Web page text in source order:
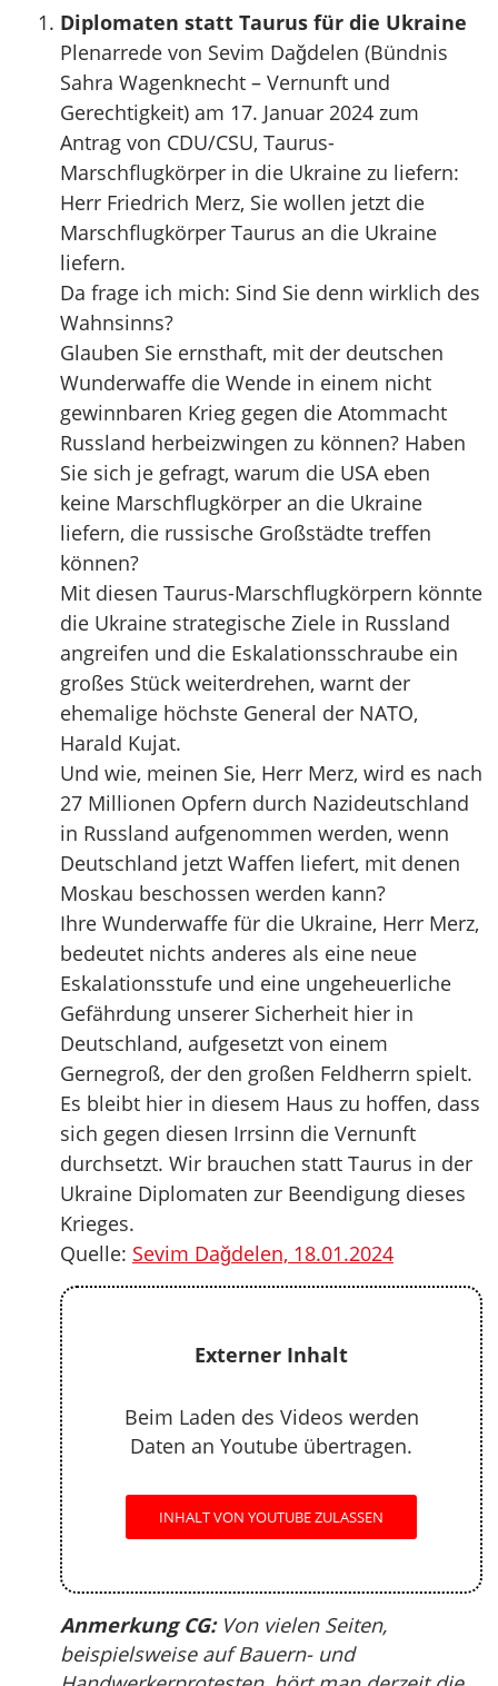
Diplomaten statt Taurus für die Ukraine
Plenarrede von Sevim Dağdelen (Bündnis
Sahra Wagenknecht – Vernunft und
Gerechtigkeit) am 17. Januar 2024 zum
Antrag von CDU/CSU, Taurus-
Marschflugkörper in die Ukraine zu liefern:
Herr Friedrich Merz, Sie wollen jetzt die
Marschflugkörper Taurus an die Ukraine
liefern.
Da frage ich mich: Sind Sie denn wirklich des
Wahnsinns?
Glauben Sie ernsthaft, mit der deutschen
Wunderwaffe die Wende in einem nicht
gewinnbaren Krieg gegen die Atommacht
Russland herbeizwingen zu können? Haben
Sie sich je gefragt, warum die USA eben
keine Marschflugkörper an die Ukraine
liefern, die russische Großstädte treffen
können?
Mit diesen Taurus-Marschflugkörpern könnte
die Ukraine strategische Ziele in Russland
angreifen und die Eskalationsschraube ein
großes Stück weiterdrehen, warnt der
ehemalige höchste General der NATO,
Harald Kujat.
Und wie, meinen Sie, Herr Merz, wird es nach
27 Millionen Opfern durch Nazideutschland
in Russland aufgenommen werden, wenn
Deutschland jetzt Waffen liefert, mit denen
Moskau beschossen werden kann?
Ihre Wunderwaffe für die Ukraine, Herr Merz,
bedeutet nichts anderes als eine neue
Eskalationsstufe und eine ungeheuerliche
Gefährdung unserer Sicherheit hier in
Deutschland, aufgesetzt von einem
Gernegroß, der den großen Feldherrn spielt.
Es bleibt hier in diesem Haus zu hoffen, dass
sich gegen diesen Irrsinn die Vernunft
durchsetzt. Wir brauchen statt Taurus in der
Ukraine Diplomaten zur Beendigung dieses
Krieges.
Quelle: Sevim Dağdelen, 18.01.2024
Externer Inhalt
Beim Laden des Videos werden
Daten an Youtube übertragen.
INHALT VON YOUTUBE ZULASSEN
Anmerkung CG:Von vielen Seiten,
beispielsweise auf Bauern- und